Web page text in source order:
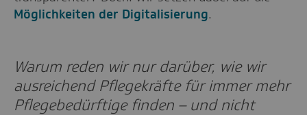
Möglichkeiten der Digitalisierung.
Warum reden wir nur darüber, wie wir
ausreichend Pflegekräfte für immer mehr
Pflegebedürftige finden – und nicht